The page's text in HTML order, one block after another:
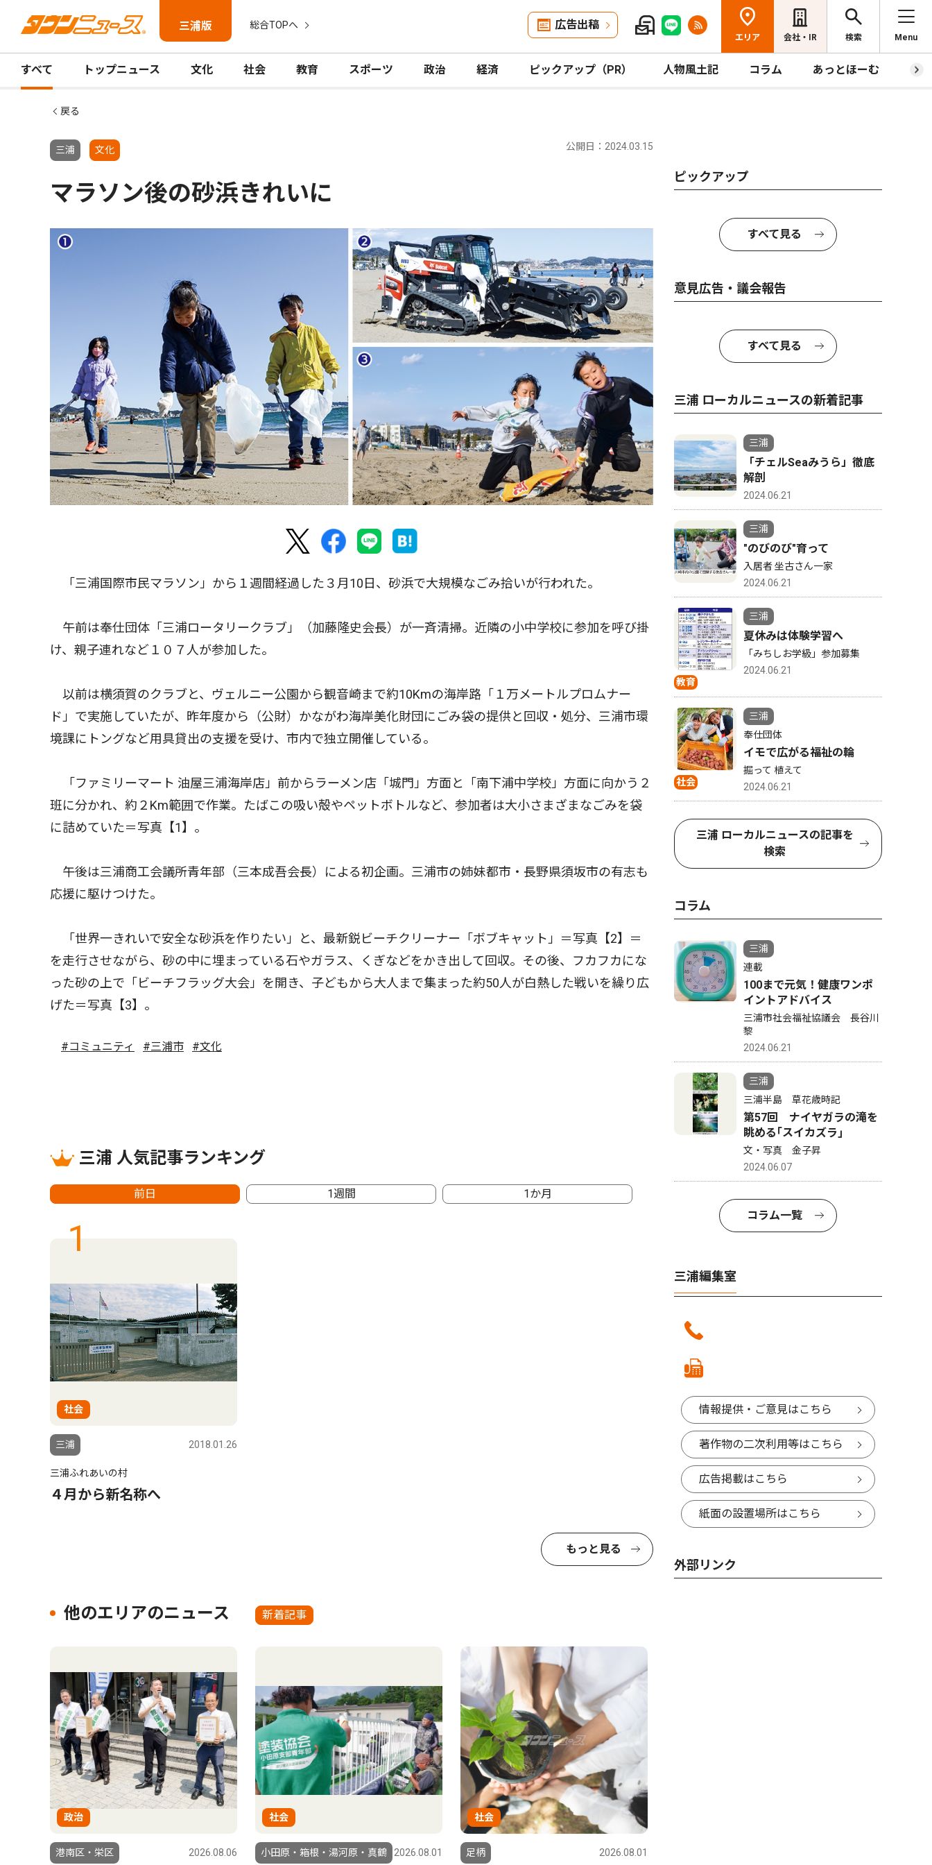
三浦版 総合TOPへ 広告出稿
エリア 会社・IR 検索 Menu
すべて トップニュース 文化 社会 教育 スポーツ 政治 経済 ピックアップ（PR） 人物風土記 コラム あっとほーむ プ
戻る
三浦 文化 公開日：2024.03.15
マラソン後の砂浜きれいに
「三浦国際市民マラソン」から１週間経過した３月10日、砂浜で大規模なごみ拾いが行われた。
午前は奉仕団体「三浦ロータリークラブ」（加藤隆史会長）が一斉清掃。近隣の小中学校に参加を呼び掛
け、親子連れなど１０７人が参加した。
以前は横須賀のクラブと、ヴェルニー公園から観音崎まで約10Kmの海岸路「１万メートルプロムナー
ド」で実施していたが、昨年度から（公財）かながわ海岸美化財団にごみ袋の提供と回収・処分、三浦市環
境課にトングなど用具貸出の支援を受け、市内で独立開催している。
「ファミリーマート 油屋三浦海岸店」前からラーメン店「城門」方面と「南下浦中学校」方面に向かう２
班に分かれ、約２Km範囲で作業。たばこの吸い殻やペットボトルなど、参加者は大小さまざまなごみを袋
に詰めていた＝写真【1】。
午後は三浦商工会議所青年部（三本成吾会長）による初企画。三浦市の姉妹都市・長野県須坂市の有志も
応援に駆けつけた。
「世界一きれいで安全な砂浜を作りたい」と、最新鋭ビーチクリーナー「ボブキャット」＝写真【2】＝
を走行させながら、砂の中に埋まっている石やガラス、くぎなどをかき出して回収。その後、フカフカにな
った砂の上で「ビーチフラッグ大会」を開き、子どもから大人まで集まった約50人が白熱した戦いを繰り広
げた＝写真【3】。
#コミュニティ #三浦市 #文化
三浦 人気記事ランキング
前日 1週間 1か月
1
社会
三浦 2018.01.26
三浦ふれあいの村
４月から新名称へ
もっと見る
他のエリアのニュース 新着記事
政治
港南区・栄区 2026.08.06
社会
小田原・箱根・湯河原・真鶴 2026.08.01
社会
足柄 2026.08.01
ピックアップ
すべて見る
意見広告・議会報告
すべて見る
三浦 ローカルニュースの新着記事
三浦
「チェルSeaみうら」徹底
解剖
2024.06.21
三浦
"のびのび"育って
入居者 坐古さん一家
2024.06.21
教育
三浦
夏休みは体験学習へ
「みちしお学級」参加募集
2024.06.21
社会
三浦
奉仕団体
イモで広がる福祉の輪
掘って 植えて
2024.06.21
三浦 ローカルニュースの記事を
検索
コラム
三浦
連載
100まで元気！健康ワンポ
イントアドバイス
三浦市社会福祉協議会 長谷川
黎
2024.06.21
三浦
三浦半島 草花歳時記
第57回 ナイヤガラの滝を
眺める｢スイカズラ｣
文・写真 金子昇
2024.06.07
コラム一覧
三浦編集室
情報提供・ご意見はこちら
著作物の二次利用等はこちら
広告掲載はこちら
紙面の設置場所はこちら
外部リンク